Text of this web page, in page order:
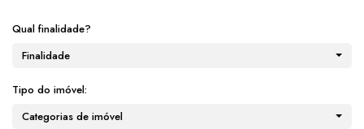
Qual finalidade?
Finalidade
Tipo do imóvel:
Categorias de imóvel